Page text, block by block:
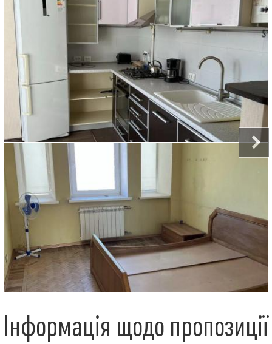
Інформація щодо пропозиції